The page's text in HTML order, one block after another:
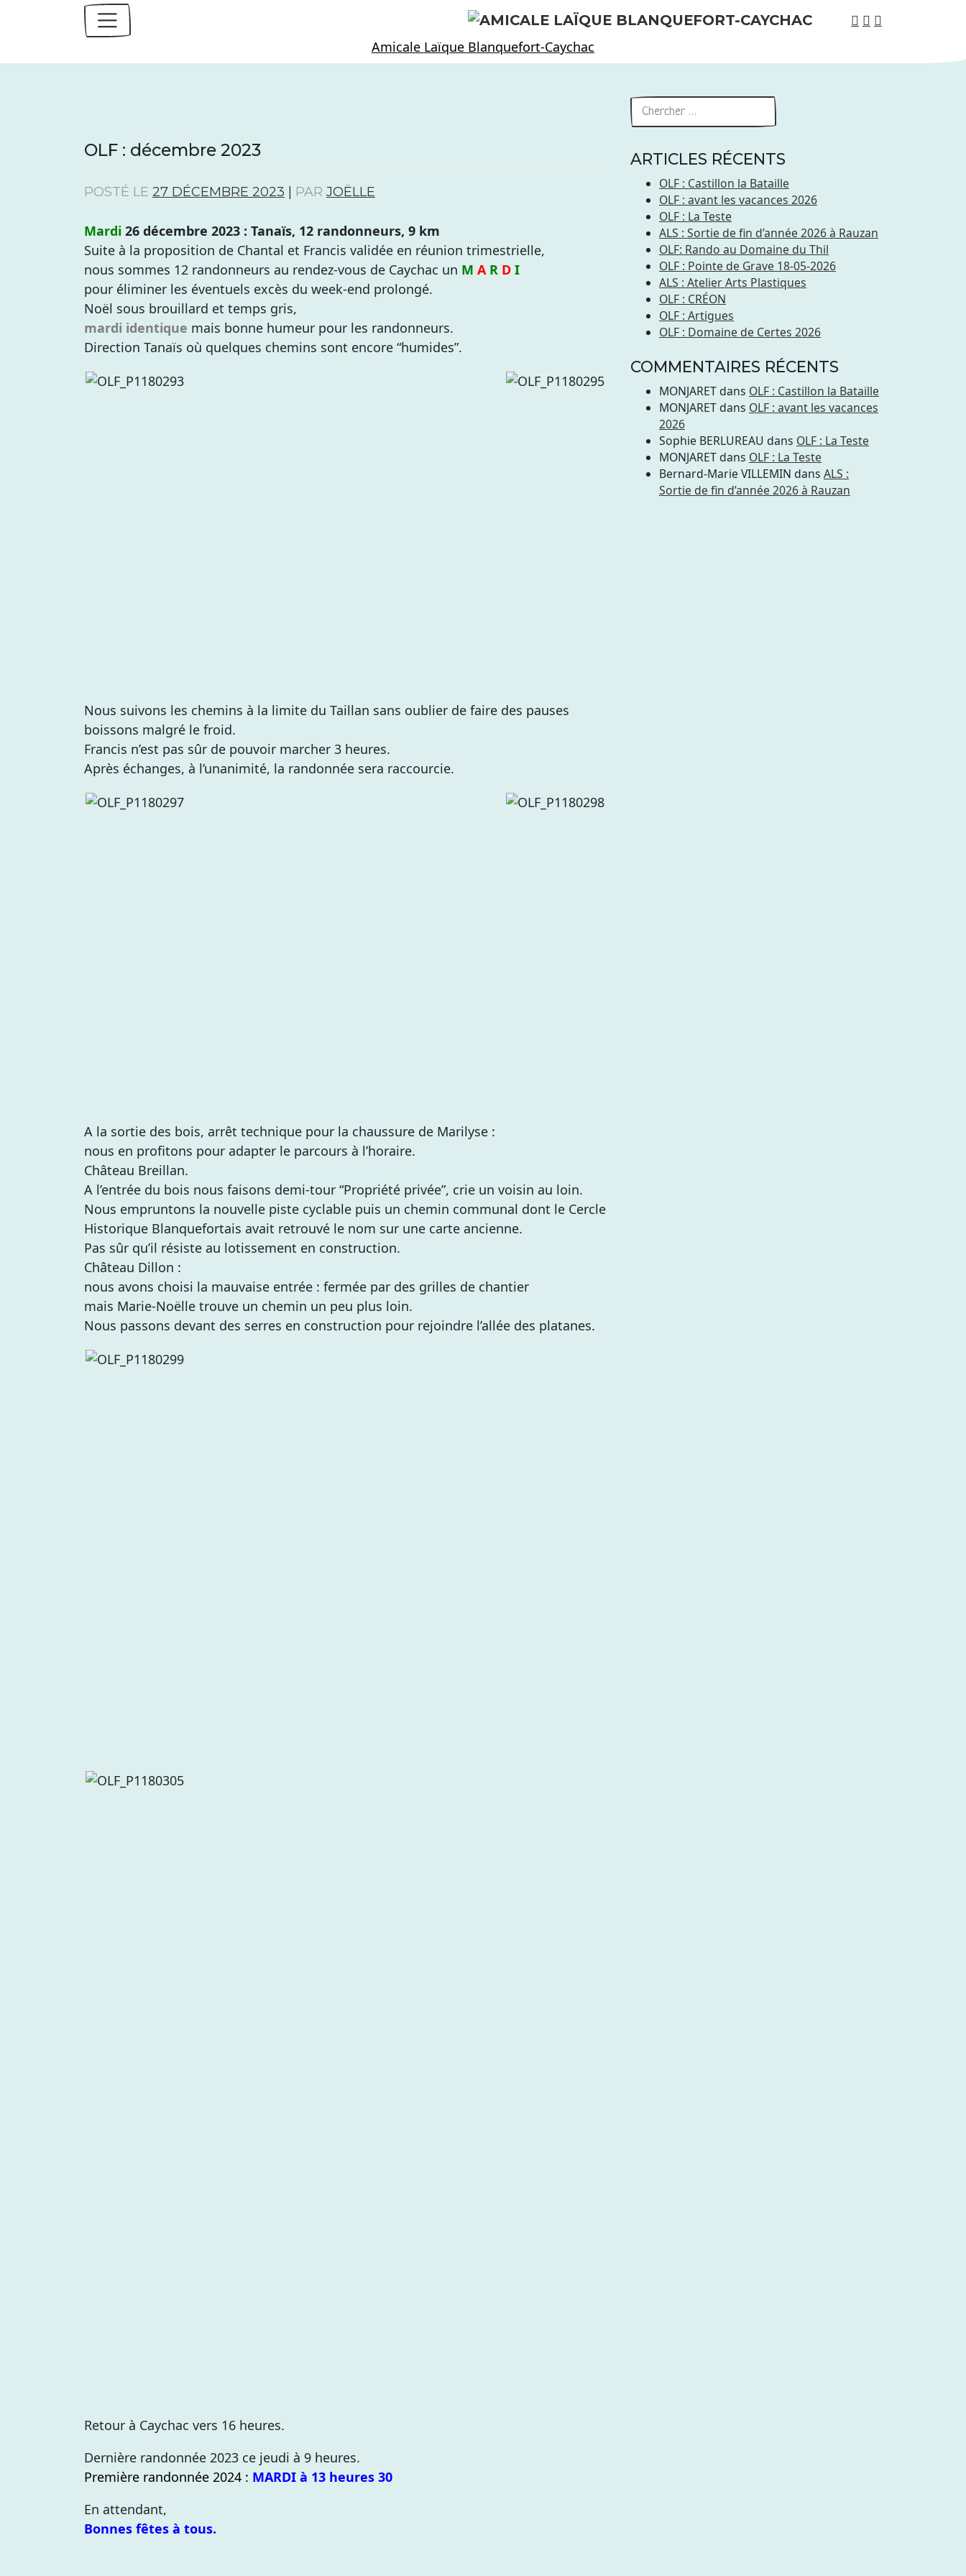
Amicale Laïque Blanquefort-Caychac
OLF : décembre 2023
POSTÉ LE 27 DÉCEMBRE 2023 PAR JOËLLE
Mardi 26 décembre 2023 : Tanaïs, 12 randonneurs, 9 km
Suite à la proposition de Chantal et Francis validée en réunion trimestrielle,
nous sommes 12 randonneurs au rendez-vous de Caychac un M A R D I
pour éliminer les éventuels excès du week-end prolongé.
Noël sous brouillard et temps gris,
mardi identique mais bonne humeur pour les randonneurs.
Direction Tanaïs où quelques chemins sont encore “humides”.
Nous suivons les chemins à la limite du Taillan sans oublier de faire des pauses
boissons malgré le froid.
Francis n’est pas sûr de pouvoir marcher 3 heures.
Après échanges, à l’unanimité, la randonnée sera raccourcie.
A la sortie des bois, arrêt technique pour la chaussure de Marilyse :
nous en profitons pour adapter le parcours à l’horaire.
Château Breillan.
A l’entrée du bois nous faisons demi-tour “Propriété privée”, crie un voisin au loin.
Nous empruntons la nouvelle piste cyclable puis un chemin communal dont le Cercle
Historique Blanquefortais avait retrouvé le nom sur une carte ancienne.
Pas sûr qu’il résiste au lotissement en construction.
Château Dillon :
nous avons choisi la mauvaise entrée : fermée par des grilles de chantier
mais Marie-Noëlle trouve un chemin un peu plus loin.
Nous passons devant des serres en construction pour rejoindre l’allée des platanes.
Retour à Caychac vers 16 heures.
Dernière randonnée 2023 ce jeudi à 9 heures.
Première randonnée 2024 : MARDI à 13 heures 30
En attendant,
Bonnes fêtes à tous.
ARTICLES RÉCENTS
OLF : Castillon la Bataille
OLF : avant les vacances 2026
OLF : La Teste
ALS : Sortie de fin d’année 2026 à Rauzan
OLF: Rando au Domaine du Thil
OLF : Pointe de Grave 18-05-2026
ALS : Atelier Arts Plastiques
OLF : CRÉON
OLF : Artigues
OLF : Domaine de Certes 2026
COMMENTAIRES RÉCENTS
MONJARETdans OLF : Castillon la Bataille
MONJARETdans OLF : avant les vacances
2026
Sophie BERLUREAU dans OLF : La Teste
MONJARETdans OLF : La Teste
Bernard-Marie VILLEMIN dans ALS :
Sortie de fin d’année 2026 à Rauzan